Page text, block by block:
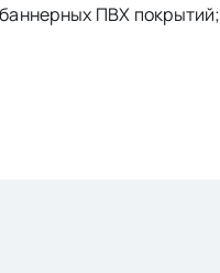
ПВХ покрытий;